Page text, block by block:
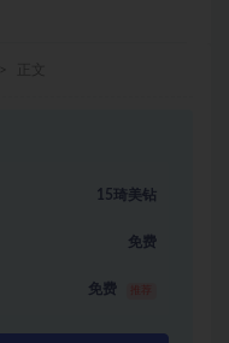
15琦美钻
免费
免费